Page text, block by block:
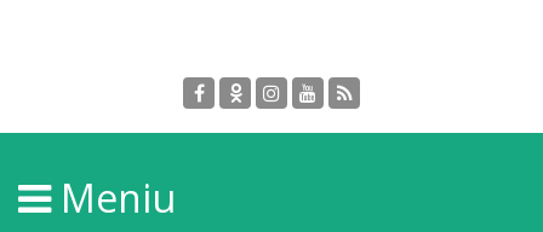
DGPDC
Informații
Meniu